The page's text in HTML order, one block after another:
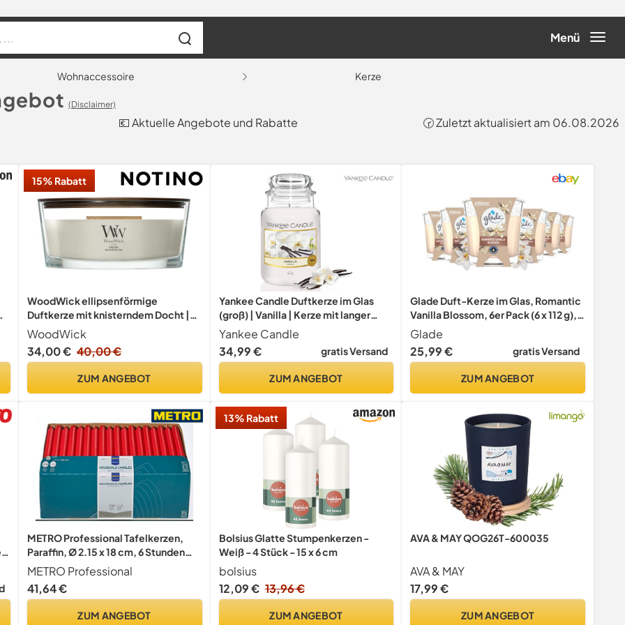
Menü
Wohnaccessoire Kerze
(Disclaimer)
💶 Aktuelle Angebote und Rabatte 🕝 Zuletzt aktualisiert am 06.08.2026
15% Rabatt
WoodWick ellipsenförmige
Duftkerze mit knisterndem Docht |
Fireside | Brenndauer bis zu 50
Stunden
WoodWick
34,00 € 40,00 €
ZUM ANGEBOT
Yankee Candle Duftkerze im Glas
(groß) | Vanilla | Kerze mit langer
Brenndauer bis zu 150 Stunden |
Perfekte Geschenke für Frauen
Yankee Candle
34,99 €
gratis Versand
ZUM ANGEBOT
Glade Duft-Kerze im Glas, Romantic
Vanilla Blossom, 6er Pack (6 x 112 g),
bis zu 27 Stunden Brenndauer pro
Kerze
Glade
25,99 €
gratis Versand
ZUM ANGEBOT
METRO Professional Tafelkerzen,
Paraffin, Ø 2.15 x 18 cm, 6 Stunden
Brenndauer, rot, 144 Stück
METRO Professional
41,64 €
ZUM ANGEBOT
13% Rabatt
Bolsius Glatte Stumpenkerzen -
Weiß - 4 Stück - 15 x 6 cm
bolsius
12,09 € 13,96 €
ZUM ANGEBOT
AVA & MAY QOG26T-600035
AVA & MAY
17,99 €
ZUM ANGEBOT